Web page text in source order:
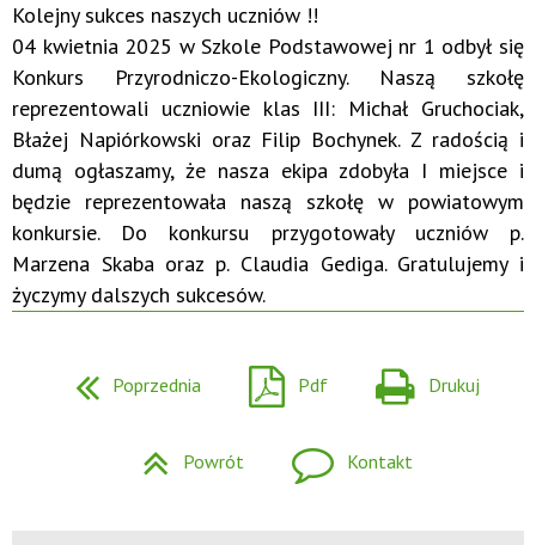
Kolejny sukces naszych uczniów !!
04 kwietnia 2025 w Szkole Podstawowej nr 1 odbył się
Konkurs Przyrodniczo-Ekologiczny. Naszą szkołę
reprezentowali uczniowie klas III: Michał Gruchociak,
Błażej Napiórkowski oraz Filip Bochynek. Z radością i
dumą ogłaszamy, że nasza ekipa zdobyła I miejsce i
będzie reprezentowała naszą szkołę w powiatowym
konkursie. Do konkursu przygotowały uczniów p.
Marzena Skaba oraz p. Claudia Gediga. Gratulujemy i
życzymy dalszych sukcesów.
Poprzednia Pdf Drukuj
Powrót Kontakt